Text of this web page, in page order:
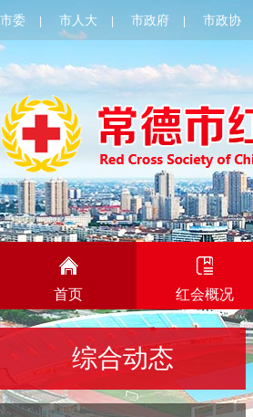
市委 市人大 市政府 市政协
首页 红会概况
综合动态